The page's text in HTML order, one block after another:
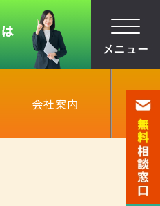
会社案内